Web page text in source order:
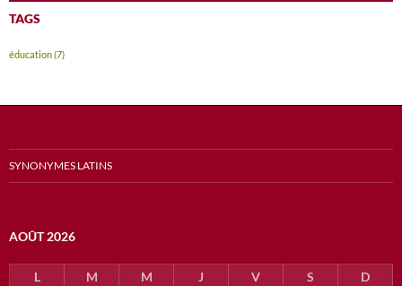
TAGS
éducation(7)
SYNONYMES LATINS
AOÛT 2026
L M M J V S D